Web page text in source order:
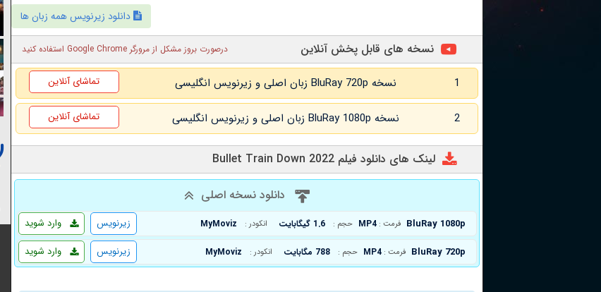
دانلود زیرنویس همه زبان ها
نسخه های قابل پخش آنلاین درصورت بروز مشکل از مرورگر Google Chrome استفاده کنید
1 نسخه BluRay 720p زبان اصلی و زیرنویس انگلیسی تماشای آنلاین
2 نسخه BluRay 1080p زبان اصلی و زیرنویس انگلیسی تماشای آنلاین
لینک های دانلود فیلم Bullet Train Down 2022
دانلود نسخه اصلی
BluRay 1080p فرمت : MP4 حجم : 1.6 گیگابایت انکودر : MyMoviz وارد شوید
زیرنویس
BluRay 720p فرمت : MP4 حجم : 788 مگابایت انکودر : MyMoviz وارد شوید زیرنویس